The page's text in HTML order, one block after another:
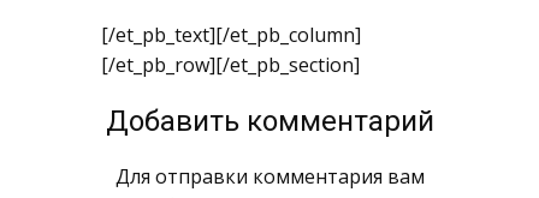
[/et_pb_text][/et_pb_column]
[/et_pb_row][/et_pb_section]
Добавить комментарий
Для отправки комментария вам